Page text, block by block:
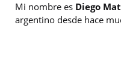
Mi nombre es Diego
argentino desde hace